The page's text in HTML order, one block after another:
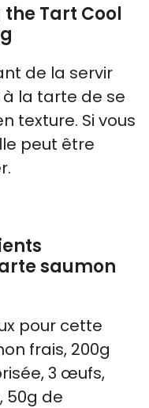
Tart Cool
de la servir
la tarte de se
texture. Si vous
peut être
saumon
pour cette
frais, 200g
3 œufs,
50g de